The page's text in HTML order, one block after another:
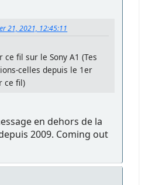
21, 2021, 12:45:11
fil sur le Sony A1 (Tes
celles depuis le 1er
ce fil)
en dehors de la
2009. Coming out